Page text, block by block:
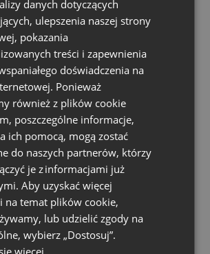
Bordowy
Fuksjowy
danych dotyczących
ulepszenia naszej strony
pokazania
treści i zapewnienia
doświadczenia na
Ponieważ
również z plików cookie
poszczególne informacje,
ich pomocą, mogą zostać
do naszych partnerów, którzy
je z informacjami już
Aby uzyskać więcej
na temat plików cookie,
lub udzielić zgody na
wybierz „Dostosuj”.
więcej